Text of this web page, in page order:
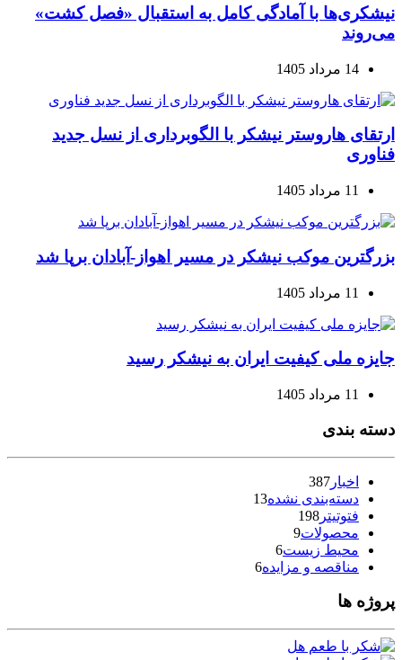
نیشکری‌ها با آمادگی کامل به استقبال «فصل کشت»
می‌روند
14 مرداد 1405
ارتقای هاروستر نیشکر با الگوبرداری از نسل جدید
فناوری
11 مرداد 1405
بزرگترین موکب نیشکر در مسیر اهواز-آبادان برپا شد
11 مرداد 1405
جایزه ملی کیفیت ایران به نیشکر رسید
11 مرداد 1405
دسته بندی
اخبار 387
دسته‌بندی نشده13
فتوتیتر 198
محصولات9
محیط زیست6
مناقصه و مزایده6
پروژه ها